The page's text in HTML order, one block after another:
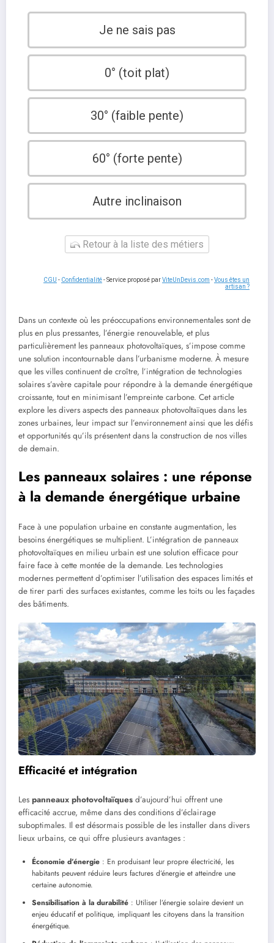
Je ne sais pas
0° (toit plat)
30° (faible pente)
60° (forte pente)
Autre inclinaison
Retour à la liste des métiers
CGU - Confidentialité- Service proposé parViteUnDevis.com -Vous êtes un
artisan ?
Dans un contexte où les préoccupations environnementales sont de
plus en plus pressantes, l’énergie renouvelable, et plus
particulièrement les panneaux photovoltaïques, s’impose comme
une solution incontournable dans l’urbanisme moderne. À mesure
que les villes continuent de croître, l’intégration de technologies
solaires s’avère capitale pour répondre à la demande énergétique
croissante, tout en minimisant l’empreinte carbone. Cet article
explore les divers aspects des panneaux photovoltaïques dans les
zones urbaines, leur impact sur l’environnement ainsi que les défis
et opportunités qu’ils présentent dans la construction de nos villes
de demain.
Les panneaux solaires : une réponse
à la demande énergétique urbaine
Face à une population urbaine en constante augmentation, les
besoins énergétiques se multiplient. L’intégration de panneaux
photovoltaïques en milieu urbain est une solution efficace pour
faire face à cette montée de la demande. Les technologies
modernes permettent d’optimiser l’utilisation des espaces limités et
de tirer parti des surfaces existantes, comme les toits ou les façades
des bâtiments.
Efficacité et intégration
Les panneaux photovoltaïques d’aujourd’hui offrent une
efficacité accrue, même dans des conditions d’éclairage
suboptimales. Il est désormais possible de les installer dans divers
lieux urbains, ce qui offre plusieurs avantages :
Économie d’énergie : En produisant leur propre électricité, les
habitants peuvent réduire leurs factures d’énergie et atteindre une
certaine autonomie.
Sensibilisation à la durabilité : Utiliser l’énergie solaire devient un
enjeu éducatif et politique, impliquant les citoyens dans la transition
énergétique.